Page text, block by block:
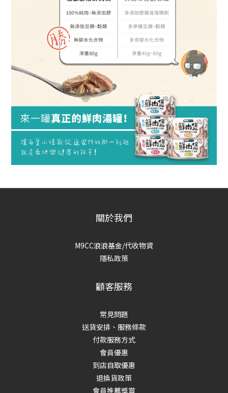
關於我們
M9CC浪浪基金/代收物資
隱私政策
顧客服務
常見問題
送貨安排、服務條款
付款服務方式
會員優惠
到店自取優惠
退換貨政策
會員推薦獎賞